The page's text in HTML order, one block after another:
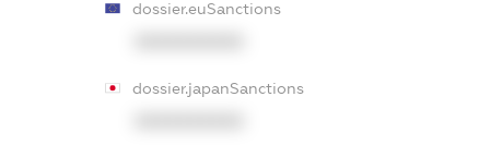
dossier.euSanctions
dossier.japanSanctions